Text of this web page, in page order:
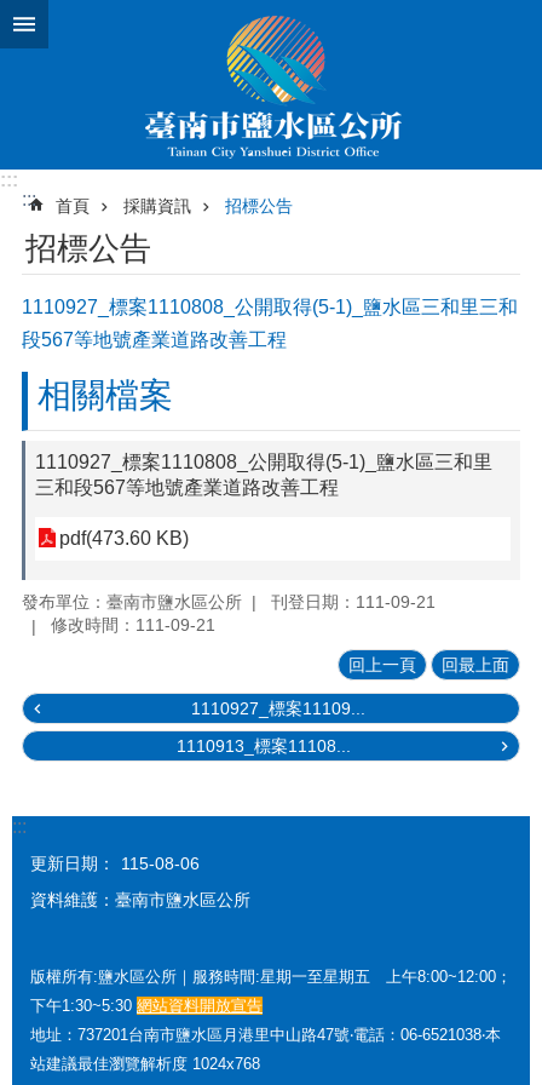
跳到主要內容區塊
:::
:::
首頁 採購資訊 招標公告
招標公告
1110927_標案1110808_公開取得(5-1)_鹽水區三和里三和
段567等地號產業道路改善工程
相關檔案
1110927_標案1110808_公開取得(5-1)_鹽水區三和里
三和段567等地號產業道路改善工程
pdf(473.60 KB)
發布單位：臺南市鹽水區公所
刊登日期：111-09-21
修改時間：111-09-21
回上一頁 回最上面
1110927_標案11109...
1110913_標案11108...
:::
更新日期：
115-08-06
資料維護：臺南市鹽水區公所
版權所有:鹽水區公所｜服務時間:星期一至星期五 上午8:00~12:00；
下午1:30~5:30 網站資料開放宣告
地址：737201台南市鹽水區月港里中山路47號‧電話：06-6521038‧本
站建議最佳瀏覽解析度 1024x768